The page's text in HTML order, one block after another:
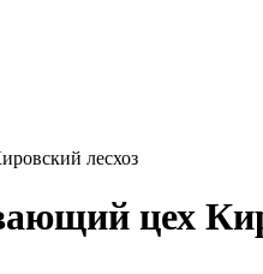
лесхоз
цех